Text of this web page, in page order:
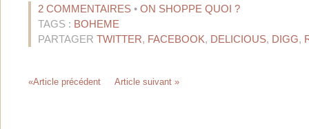
2 COMMENTAIRES • ON SHOPPE QUOI ?
TAGS : BOHEME
PARTAGER TWITTER, FACEBOOK, DELICIOUS, DIGG,
«Article précédent Article suivant »